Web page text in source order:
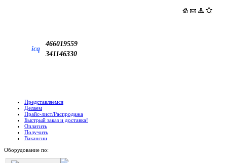
icq
466019559
341146330
Представляемся
Делаем
Прайс-лист/Распродажа
Быстрый заказ и доставка!
Оплатить
Получить
Вакансии
Оборудование по: